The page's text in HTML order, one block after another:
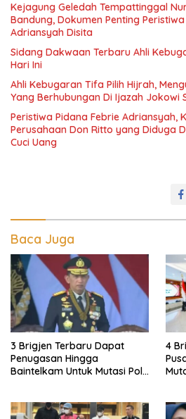
Kejagung Geledah Tempattinggal
Bandung, Dokumen Penting
Adriansyah Disita
Sidang Dakwaan Terbaru Ahli
Hari Ini
Ahli Kebugaran Tifa Pilih Hijrah,
Yang Berhubungan Di Ijazah Jokowi
Peristiwa Pidana Febrie Adriansyah,
Perusahaan Don Ritto yang Diduga
Cuci Uang
Baca Juga
3 Brigjen Terbaru Dapat
Penugasan Hingga
Baintelkam Untuk Mutasi Polri
4